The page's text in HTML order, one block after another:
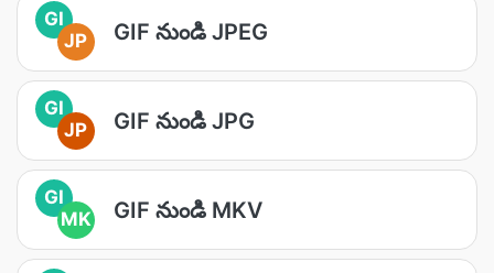
GI
JP
GIF నుండి JPEG
GI
JP
GIF నుండి JPG
GI
MK
GIF నుండి MKV